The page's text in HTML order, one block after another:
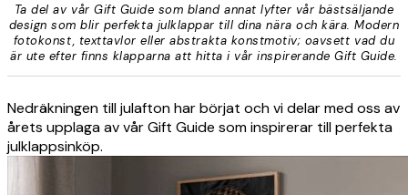
Ta del av vår Gift Guide som bland annat lyfter vår bästsäljande
design som blir perfekta julklappar till dina nära och kära. Modern
fotokonst, texttavlor eller abstrakta konstmotiv; oavsett vad du
är ute efter finns klapparna att hitta i vår inspirerande Gift Guide.
Nedräkningen till julafton har börjat och vi delar med oss av
årets upplaga av vår Gift Guide som inspirerar till perfekta
julklappsinköp.